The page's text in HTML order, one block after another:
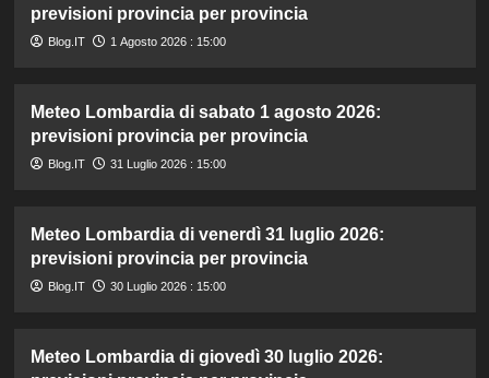
previsioni provincia per provincia
Blog.IT 1 Agosto 2026 : 15:00
Meteo Lombardia di sabato 1 agosto 2026:
previsioni provincia per provincia
Blog.IT 31 Luglio 2026 : 15:00
Meteo Lombardia di venerdì 31 luglio 2026:
previsioni provincia per provincia
Blog.IT 30 Luglio 2026 : 15:00
Meteo Lombardia di giovedì 30 luglio 2026: